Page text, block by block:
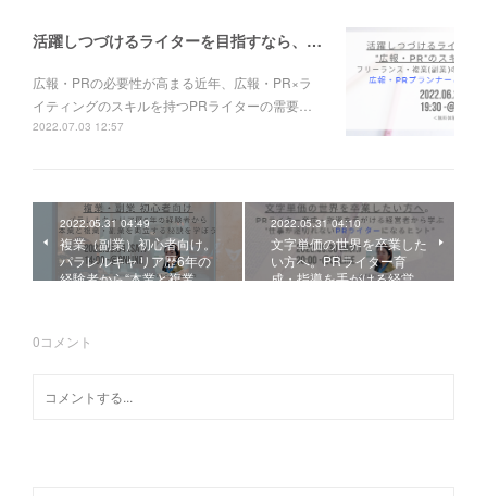
活躍しつづけるライターを目指すなら、広報・PRのスキルを習得しよう。フリーランス・複業(副業)のPRライターになるステップ〜広報・PRプランナー＆PRライター養成講座＜無料体験クラス＞6月29日(水)
広報・PRの必要性が高まる近年、広報・PR×ラ
イティングのスキルを持つPRライターの需要…
2022.07.03 12:57
2022.05.31 04:49
複業（副業）初心者向け。
パラレルキャリア歴6年の
経験者から“本業と複業…
2022.05.31 04:10
文字単価の世界を卒業した
い方へ。PRライター育
成・指導を手がける経営…
0コメント